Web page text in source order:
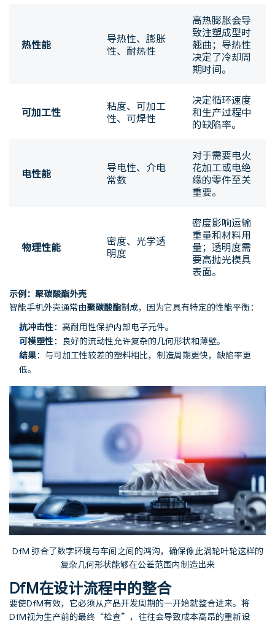
热性能
导热性、膨胀
性、耐热性
高热膨胀会导
致注塑成型时
翘曲；导热性
决定了冷却周
期时间。
可加工性
粘度、可加工
性、可焊性
决定循环速度
和生产过程中
的缺陷率。
电性能
导电性、介电
常数
对于需要电火
花加工或电绝
缘的零件至关
重要。
物理性能
密度、光学透
明度
密度影响运输
重量和材料用
量；透明度需
要高抛光模具
表面。
示例：聚碳酸酯外壳
智能手机外壳通常由聚碳酸酯制成，因为它具有特定的性能平衡：
抗冲击性：高耐用性保护内部电子元件。
可模塑性：良好的流动性允许复杂的几何形状和薄壁。
结果：与可加工性较差的塑料相比，制造周期更快，缺陷率更
低。
DfM 弥合了数字环境与车间之间的鸿沟，确保像此涡轮叶轮这样的
复杂几何形状能够在公差范围内制造出来
DfM在设计流程中的整合
要使DfM有效，它必须从产品开发周期的一开始就整合进来。将
DfM视为生产前的最终“检查”，往往会导致成本高昂的重新设